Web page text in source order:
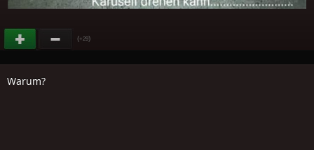
(+29)
Warum?